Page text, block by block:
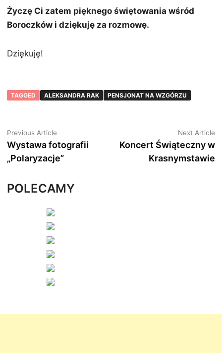
Życzę Ci zatem pięknego świętowania wśród
Boroczków i dziękuję za rozmowę.
Dziękuję!
TAGGED ALEKSANDRA RAK PENSJONAT NA WZGÓRZU
Nawigacja
wpisu
Previous Article
article:
Wystawa fotografii
„Polaryzacje”
Next Article
Koncert Świąteczny w
Krasnymstawie
POLECAMY